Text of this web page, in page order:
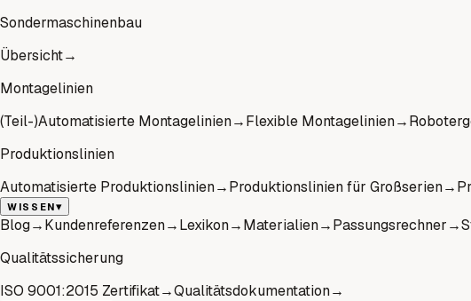
Sondermaschinenbau
Übersicht→
Montagelinien
(Teil-)Automatisierte Montagelinien→Flexible Montagelinien→
Produktionslinien
Automatisierte Produktionslinien→Produktionslinien für Großserien→
WISSEN▾
Blog→Kundenreferenzen→Lexikon→Materialien→Passungsrechner→
Qualitätssicherung
ISO 9001:2015 Zertifikat→Qualitätsdokumentation→